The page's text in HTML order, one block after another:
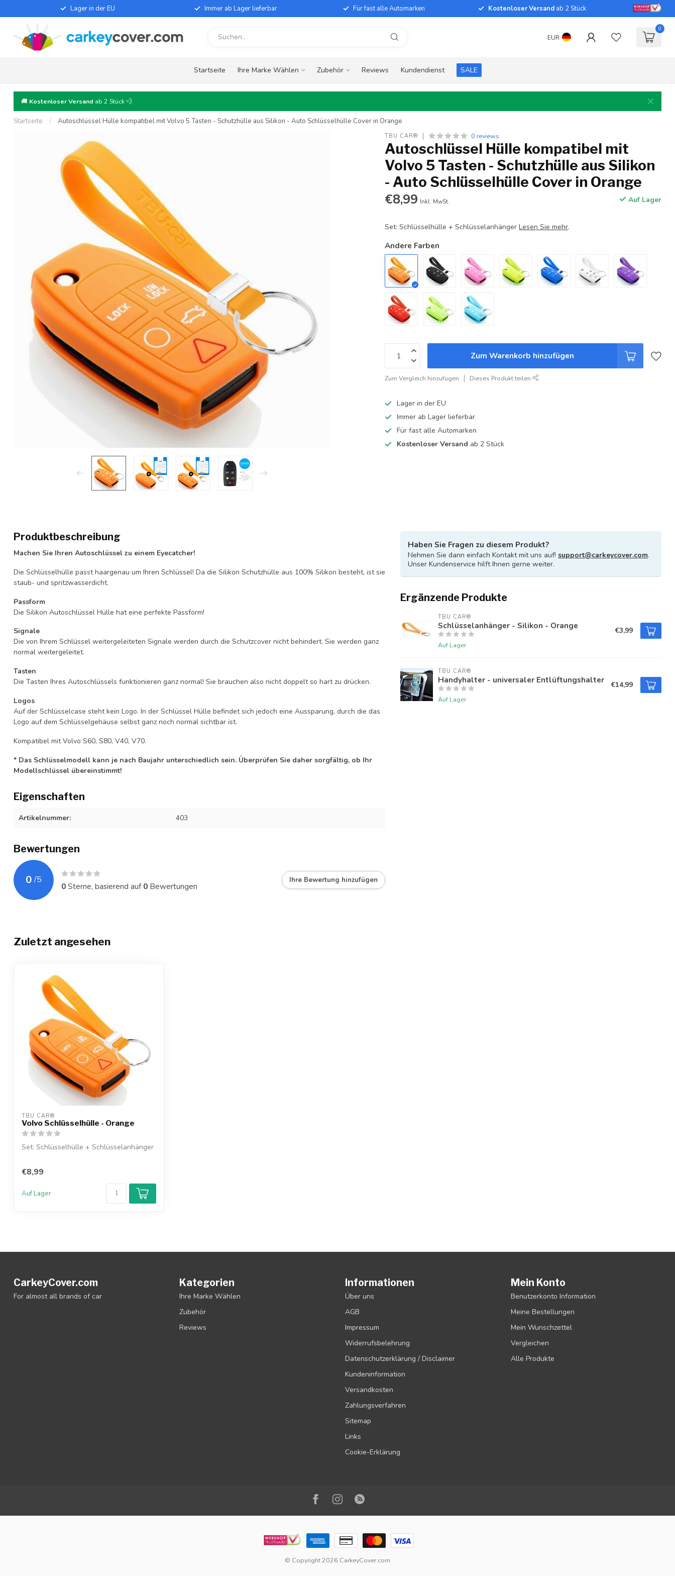
Lager in der EU Immer ab Lager lieferbar Für fast alle Automarken Kostenloser Versand ab 2 Stück
EUR
0
Startseite Ihre Marke Wählen Zubehör Reviews Kundendienst SALE
🚚 Kostenloser Versand ab 2 Stück 💨
Startseite / Autoschlüssel Hülle kompatibel mit Volvo 5 Tasten - Schutzhülle aus Silikon - Auto Schlüsselhülle Cover in Orange
TBU CAR® 0 reviews
Autoschlüssel Hülle kompatibel mit
Volvo 5 Tasten - Schutzhülle aus Silikon
- Auto Schlüsselhülle Cover in Orange
€8,99 Inkl. MwSt. Auf Lager
Set: Schlüsselhülle + SchlüsselanhängerLesen Sie mehr.
Andere Farben
Zum Warenkorb hinzufügen
Zum Vergleich hinzufügen Dieses Produkt teilen
Lager in der EU
Immer ab Lager lieferbar
Für fast alle Automarken
Kostenloser Versand ab 2 Stück
Produktbeschreibung
Machen Sie Ihren Autoschlüssel zu einem Eyecatcher!
Die Schlüsselhülle passt haargenau um Ihren Schlüssel! Da die Silikon Schutzhülle aus 100% Silikon besteht, ist sie
staub- und spritzwasserdicht.
Passform
Die Silikon Autoschlüssel Hülle hat eine perfekte Passform!
Signale
Die von Ihrem Schlüssel weitergeleiteten Signale werden durch die Schutzcover nicht behindert. Sie werden ganz
normal weitergeleitet.
Tasten
Die Tasten Ihres Autoschlüssels funktionieren ganz normal! Sie brauchen also nicht doppelt so hart zu drücken.
Logos
Auf der Schlüsselcase steht kein Logo. In der Schlüssel Hülle befindet sich jedoch eine Aussparung, durch die das
Logo auf dem Schlüsselgehäuse selbst ganz noch normal sichtbar ist.
Kompatibel mit Volvo S60, S80, V40, V70.
* Das Schlüsselmodell kann je nach Baujahr unterschiedlich sein. Überprüfen Sie daher sorgfältig, ob Ihr
Modellschlüssel übereinstimmt!
Eigenschaften
Artikelnummer: 403
Bewertungen
0 /5
0Sterne, basierend auf0 Bewertungen
Ihre Bewertung hinzufügen
Haben Sie Fragen zu diesem Produkt?
Nehmen Sie dann einfach Kontakt mit uns auf! support@carkeycover.com.
Unser Kundenservice hilft Ihnen gerne weiter.
Ergänzende Produkte
TBU CAR®
Schlüsselanhänger - Silikon - Orange
Auf Lager
€3,99
TBU CAR®
Handyhalter - universaler Entlüftungshalter
Auf Lager
€14,99
Zuletzt angesehen
TBU CAR®
Volvo Schlüsselhülle - Orange
Set: Schlüsselhülle + Schlüsselanhänger
€8,99
Auf Lager
CarkeyCover.com
For almost all brands of car
Kategorien
Ihre Marke Wählen
Zubehör
Reviews
Informationen
Über uns
AGB
Impressum
Widerrufsbelehrung
Datenschutzerklärung / Disclaimer
Kundeninformation
Versandkosten
Zahlungsverfahren
Sitemap
Links
Cookie-Erklärung
Mein Konto
Benutzerkonto Information
Meine Bestellungen
Mein Wunschzettel
Vergleichen
Alle Produkte
© Copyright 2026 CarkeyCover.com